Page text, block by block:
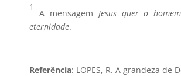
1
A mensagem Jesus quer o
eternidade.
Referência: LOPES, R. A grandeza de